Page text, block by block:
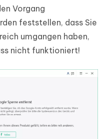
Vorgang
feststellen, dass Sie
umgangen haben,
nicht funktioniert!